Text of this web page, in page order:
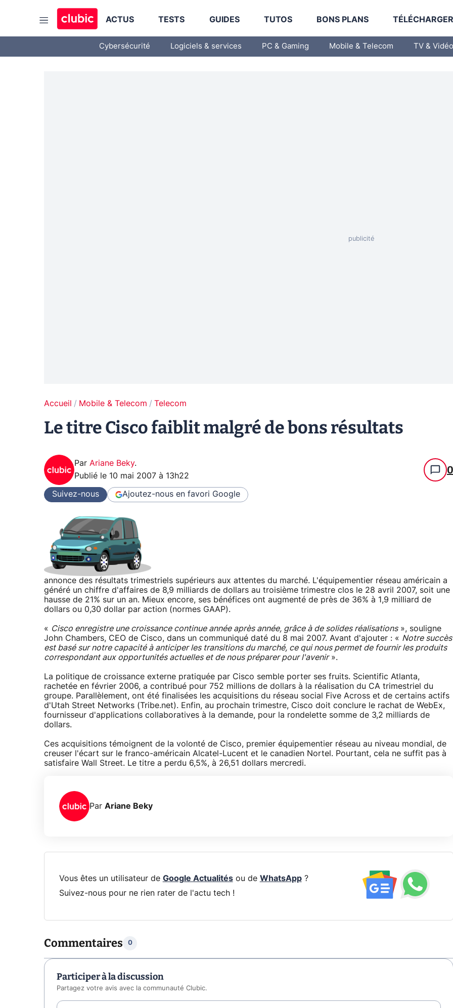
ACTUS TESTS GUIDES TUTOS BONS PLANS
Cybersécurité Logiciels & services PC & Gaming Mobile & Telecom TV & Vidéo
Accueil Mobile & Telecom Telecom
Le titre Cisco faiblit malgré de bons résultats
Par Ariane Beky.
Publié le 10 mai 2007 à 13h22 0
Suivez-nous Ajoutez-nous en favori Google
annonce des résultats trimestriels supérieurs aux attentes du marché. L'équipementier réseau américain a
généré un chiffre d'affaires de 8,9 milliards de dollars au troisième trimestre clos le 28 avril 2007, soit une
hausse de 21% sur un an. Mieux encore, ses bénéfices ont augmenté de près de 36% à 1,9 milliard de
dollars ou 0,30 dollar par action (normes GAAP).
« Cisco enregistre une croissance continue année après année, grâce à de solides réalisations», souligne
John Chambers, CEO de Cisco, dans un communiqué daté du 8 mai 2007. Avant d'ajouter : « Notre succès
est basé sur notre capacité à anticiper les transitions du marché, ce qui nous permet de fournir les produits
correspondant aux opportunités actuelles et de nous préparer pour l'avenir».
La politique de croissance externe pratiquée par Cisco semble porter ses fruits. Scientific Atlanta,
rachetée en février 2006, a contribué pour 752 millions de dollars à la réalisation du CA trimestriel du
groupe. Parallèlement, ont été finalisées les acquisitions du réseau social Five Across et de certains actifs
d'Utah Street Networks (Tribe.net). Enfin, au prochain trimestre, Cisco doit conclure le rachat de WebEx,
fournisseur d'applications collaboratives à la demande, pour la rondelette somme de 3,2 milliards de
dollars.
Ces acquisitions témoignent de la volonté de Cisco, premier équipementier réseau au niveau mondial, de
creuser l'écart sur le franco-américain Alcatel-Lucent et le canadien Nortel. Pourtant, cela ne suffit pas à
satisfaire Wall Street. Le titre a perdu 6,5%, à 26,51 dollars mercredi.
Par Ariane Beky
Vous êtes un utilisateur de Google Actualitésou de WhatsApp?
Suivez-nous pour ne rien rater de l'actu tech !
Commentaires 0
Participer à la discussion
Partagez votre avis avec la communauté Clubic.